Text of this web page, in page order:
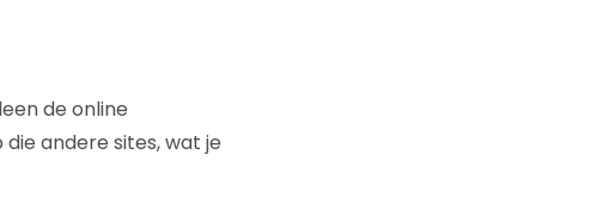
de online
andere sites, wat je